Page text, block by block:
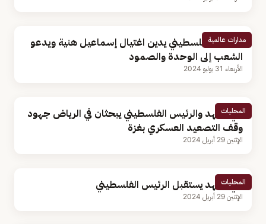
مدارات عالمية
الرئيس الفلسطيني يدين اغتيال إسماعيل هنية ويدعو
الشعب إلى الوحدة والصمود
الأربعاء 31 يوليو 2024
المحليات
ولي العهد والرئيس الفلسطيني يبحثان في الرياض جهود
وقف التصعيد العسكري بغزة
الإثنين 29 أبريل 2024
المحليات
ولي العهد يستقبل الرئيس الفلسطيني
الإثنين 29 أبريل 2024